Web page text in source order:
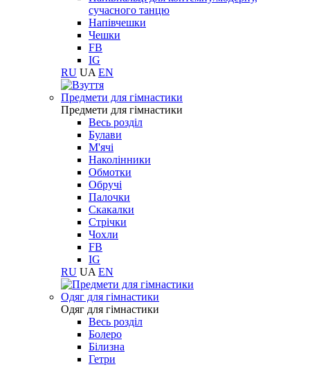
сучасного танцю
Напівчешки
Чешки
FB
IG
RU UA EN
Предмети для гімнастики
Предмети для гімнастики
Весь розділ
Булави
М'ячі
Наколінники
Обмотки
Обручі
Палочки
Скакалки
Стрічки
Чохли
FB
IG
RU UA EN
Одяг для гімнастики
Одяг для гімнастики
Весь розділ
Болеро
Білизна
Гетри